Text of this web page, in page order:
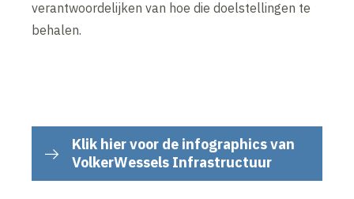
verantwoordelijken van hoe die doelstellingen te
behalen.
Klik hier voor de infographics van
VolkerWessels Infrastructuur